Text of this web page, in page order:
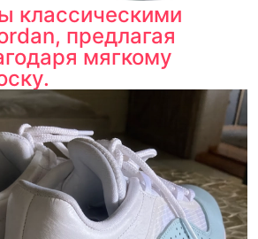
классическими
предлагая
мягкому